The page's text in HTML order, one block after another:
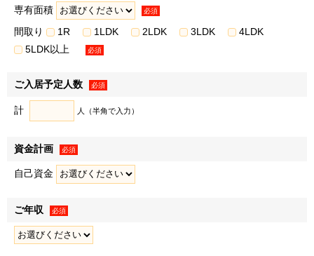
に弊社および弊社のグループ各社が行うお客様によりよい商
品・サービスを提供するための市場調査などのマーケティン
グ活動・調査・分析のため
• 新規事業の企画、新商品の開発、既存商品・サービスの
改善
• アンケートの実施
• 販売促進活動の効果検証､販売促進計画の策定
４．上記利用目的１～３の達成にあたり第三者に提供するた
個人関連情報の取得
専有面積 必須
間取り 1R 1LDK 2LDK 3LDK
4LDK
5LDK以上
必須
ご入居予定人数 必須
計 人（半角で入力）
資金計画 必須
自己資金
ご年収 必須